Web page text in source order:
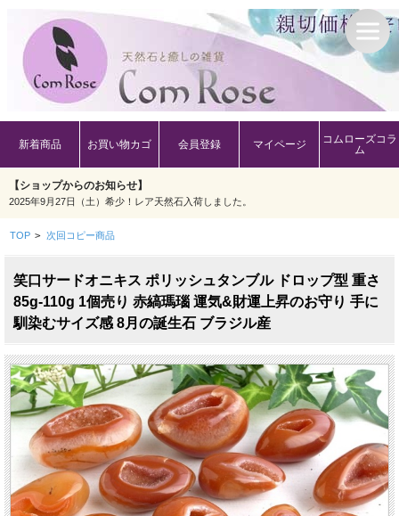
新着商品 お買い物カゴ 会員登録 マイページ
コムローズコラ
ム
【ショップからのお知らせ】
2025年9月27日（土）希少！レア天然石入荷しました。
TOP > 次回コピー商品
笑口サードオニキス ポリッシュタンブル ドロップ型 重さ
85g-110g 1個売り 赤縞瑪瑙 運気&財運上昇のお守り 手に
馴染むサイズ感 8月の誕生石 ブラジル産